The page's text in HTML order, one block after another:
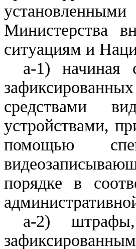
Министерства
ситуациям и
а-1) начиная
средствами
устройствами,
помощью
порядке в
а-2)